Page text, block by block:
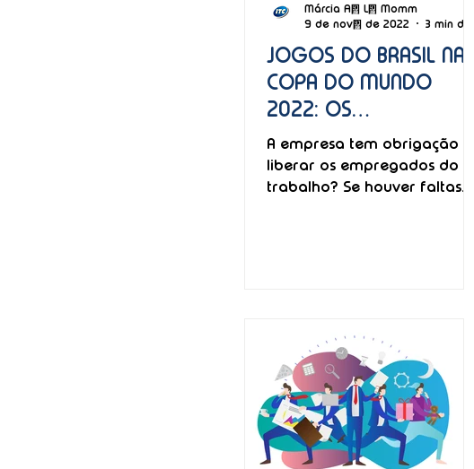
JOGOS DO BRASIL NA
COPA DO MUNDO
2022: OS
EMPREGADOS DEVEM
SER LIBERADOS DO
TRABALHO?
A empresa tem obrigação de
liberar os empregados do
trabalho? Se houver faltas
Márcia A. L. Momm
9 de nov. de 2022